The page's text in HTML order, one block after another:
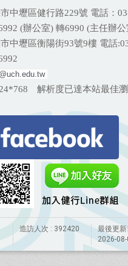
中壢區健行路229號 電話：
(辦公室) 轉6990 (主任辦公
中壢區衡陽街93號9樓 電話:
解析度已達本站最佳瀏
造訪人次 : 392420
最後更新
2026-